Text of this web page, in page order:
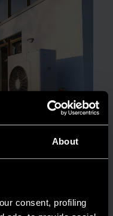
About
consent, profiling
latem: aktywne